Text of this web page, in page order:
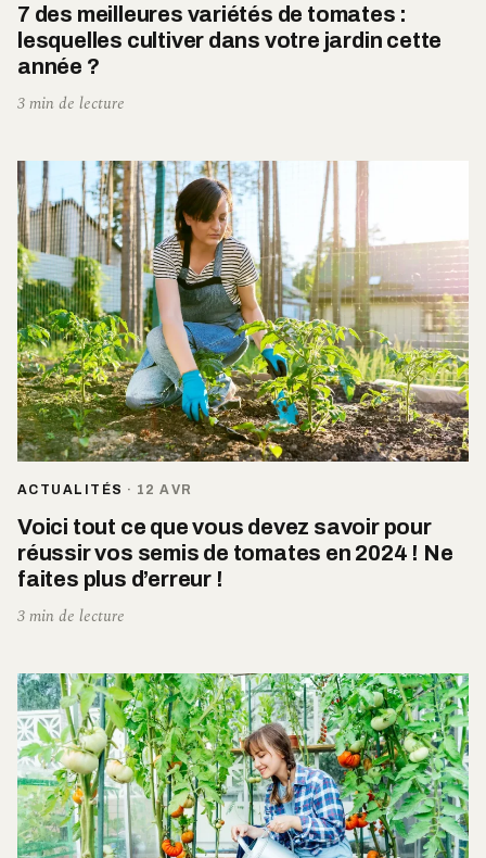
7 des meilleures variétés de tomates :
lesquelles cultiver dans votre jardin cette
année ?
3 min de lecture
ACTUALITÉS · 12 AVR
Voici tout ce que vous devez savoir pour
réussir vos semis de tomates en 2024 ! Ne
faites plus d’erreur !
3 min de lecture